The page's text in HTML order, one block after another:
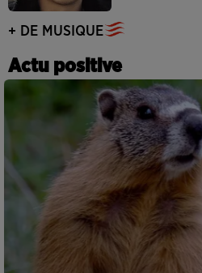
+ DE MUSIQUE
Actu positive